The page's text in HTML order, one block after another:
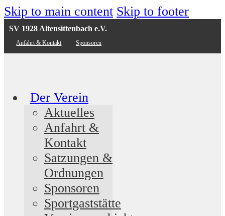
Skip to main content Skip to footer
SV 1928 Altensittenbach e.V.
Anfahrt & Kontakt Sponsoren
Der Verein
Aktuelles
Anfahrt &
Kontakt
Satzungen &
Ordnungen
Sponsoren
Sportgaststätte